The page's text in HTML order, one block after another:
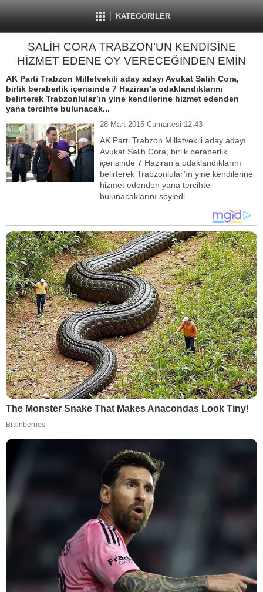
KATEGORİLER
SALİH CORA TRABZON’UN KENDİSİNE
HİZMET EDENE OY VERECEĞİNDEN EMİN
AK Parti Trabzon Milletvekili aday adayı Avukat Salih Cora,
birlik beraberlik içerisinde 7 Haziran’a odaklandıklarını
belirterek Trabzonlular’ın yine kendilerine hizmet edenden
yana tercihte bulunacak...
28 Mart 2015 Cumartesi 12:43
AK Parti Trabzon Milletvekili aday adayı
Avukat Salih Cora, birlik beraberlik
içerisinde 7 Haziran’a odaklandıklarını
belirterek Trabzonlular’ın yine kendilerine
hizmet edenden yana tercihte
bulunacaklarını söyledi.